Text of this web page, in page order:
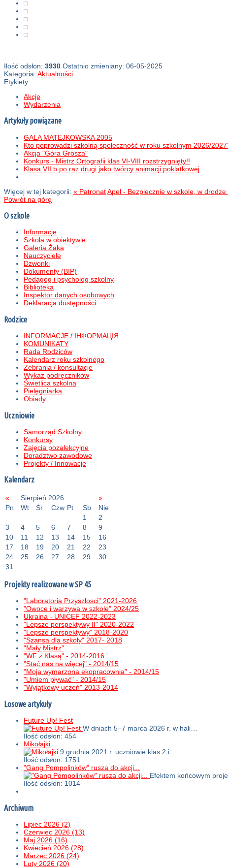
Ilość odsłon: 3930 Ostatnio zmieniany: 06-05-2025
Kategoria: Aktualności
Etykiety
Akcje
Wydarzenia
Artykuły powiązane
GALA MATEJKOWSKA 2005
Kto poprowadzi szkolną społeczność w roku szkolnym 2026/
Akcja "Góra Grosza"
Konkurs - Mistrz Ortografii klas VI-VIII rozstrzygnięty!!
Klasa VII b po raz drugi jako twórcy animacji poklatkowej
Więcej w tej kategorii: « PatronatApel - Bezpiecznie w szkole, w drodze
Powrót na górę
O szkole
Informacje
Szkoła w obiektywie
Galeria Żaka
Nauczyciele
Dzwonki
Dokumenty (BIP)
Pedagog i psycholog szkolny
Biblioteka
Inspektor danych osobowych
Deklaracja dostępności
Rodzice
INFORMACJE / ІНФОРМАЦІЯ
KOMUNIKATY
Rada Rodziców
Kalendarz roku szkolnego
Zebrania / konsultacje
Wykaz podręczników
Świetlica szkolna
Pielęgniarka
Obiady
Uczniowie
Samorząd Szkolny
Konkursy
Zajęcia pozalekcyjne
Doradztwo zawodowe
Projekty / Innowacje
Kalendarz
« Sierpień 2026
»
Pn
Wt Śr Czw Pt Sb
Nie
1
2
3
4 5 6 7 8
9
10
11 12 13 14 15
16
17
18 19 20 21 22
23
24
25 26 27 28 29
30
31
Projekty realizowane w SP 45
"Laboratoria Przyszłosci" 2021-2026
"Owoce i warzywa w szkole" 2024/25
Ukraina - UNICEF 2022-2023
"Lepsze perspektywy II" 2020-2022
"Lepsze perspektywy" 2018-2020
"Szansa dla szkoły" 2017- 2018
"Mały Mistrz"
"WF z Klasą" - 2014-2016
"Stać nas na więcej" - 2014/15
"Moja wymarzona ekopracownia" - 2014/15
"Umiem pływać" - 2014/15
"Wyjątkowy uczeń" 2013-2014
Losowe artykuły
Future Up! Fest
W dniach 5–7 marca 2026 r. w hali…
Ilość odsłon: 454
Mikołajki
9 grudnia 2021 r. uczniowie klas 2 i…
Ilość odsłon: 1751
"Gang Pompolinków" rusza do akcji...
Efektem końcowym
Ilość odsłon: 1014
Archiwum
Lipiec 2026 (2)
Czerwiec 2026 (13)
Maj 2026 (16)
Kwiecień 2026 (28)
Marzec 2026 (24)
Luty 2026 (20)